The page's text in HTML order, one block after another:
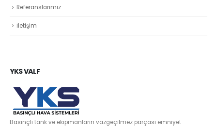
Referanslarımız
İletişim
YKS VALF
Basınçlı tank ve ekipmanların vazgeçilmez parçası emniyet